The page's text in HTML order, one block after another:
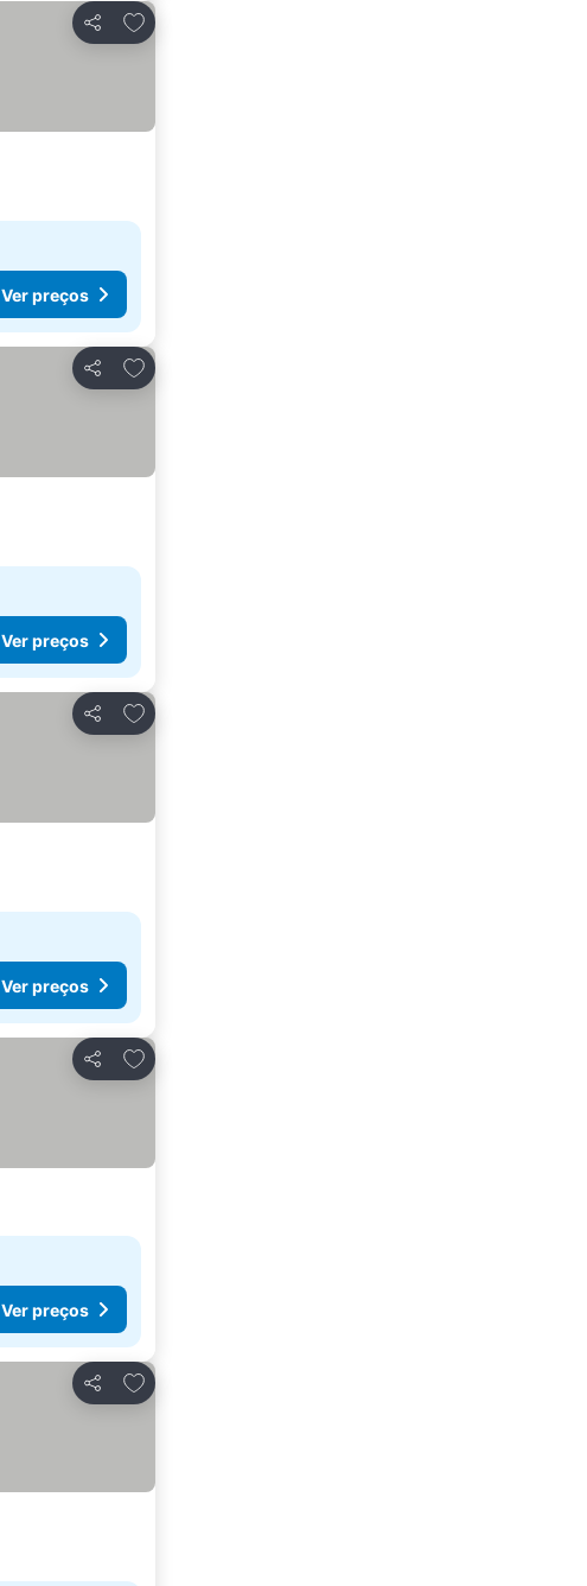
Partilhar
Adicionar aos favoritos
Ver preços
Partilhar
Adicionar aos favoritos
Ver preços
Partilhar
Adicionar aos favoritos
Ver preços
Partilhar
Adicionar aos favoritos
Ver preços
Partilhar
Adicionar aos favoritos